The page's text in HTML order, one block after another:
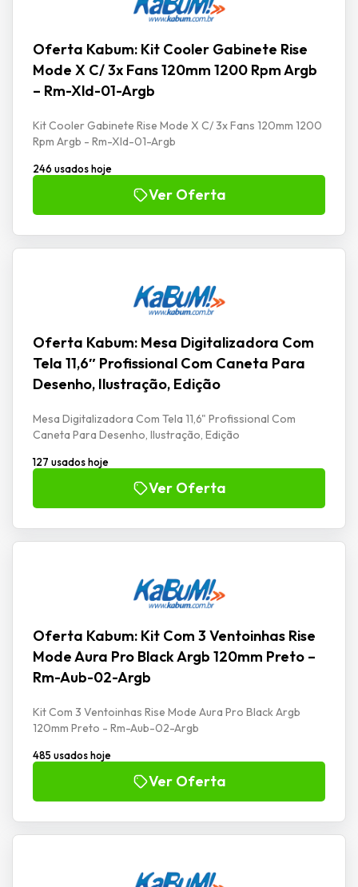
Oferta Kabum: Kit Cooler Gabinete Rise
Mode X C/ 3x Fans 120mm 1200 Rpm Argb
– Rm-Xld-01-Argb
Kit Cooler Gabinete Rise Mode X C/ 3x Fans 120mm 1200
Rpm Argb - Rm-Xld-01-Argb
246 usados hoje
Ver Oferta
Oferta Kabum: Mesa Digitalizadora Com
Tela 11,6″ Profissional Com Caneta Para
Desenho, Ilustração, Edição
Mesa Digitalizadora Com Tela 11,6" Profissional Com
Caneta Para Desenho, Ilustração, Edição
127 usados hoje
Ver Oferta
Oferta Kabum: Kit Com 3 Ventoinhas Rise
Mode Aura Pro Black Argb 120mm Preto –
Rm-Aub-02-Argb
Kit Com 3 Ventoinhas Rise Mode Aura Pro Black Argb
120mm Preto - Rm-Aub-02-Argb
485 usados hoje
Ver Oferta